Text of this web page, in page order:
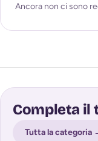
Ancora non ci sono
Completa il
Tutta la categoria